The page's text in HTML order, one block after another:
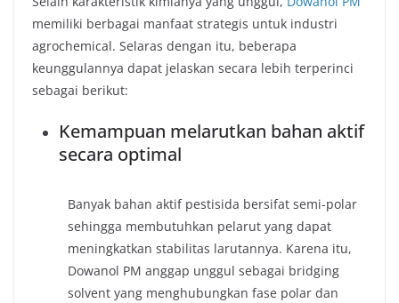
memiliki berbagai manfaat strategis untuk industri
agrochemical. Selaras dengan itu, beberapa
keunggulannya dapat jelaskan secara lebih terperinci
sebagai berikut:
Kemampuan melarutkan bahan aktif
secara optimal
Banyak bahan aktif pestisida bersifat semi-polar
sehingga membutuhkan pelarut yang dapat
meningkatkan stabilitas larutannya. Karena itu,
Dowanol PM anggap unggul sebagai bridging
solvent yang menghubungkan fase polar dan